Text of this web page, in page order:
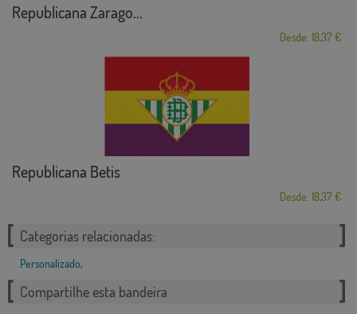
Republicana Zarago...
Desde: 18,37 €
Republicana Betis
Desde: 18,37 €
Categorias relacionadas:
Personalizado,
Compartilhe esta bandeira